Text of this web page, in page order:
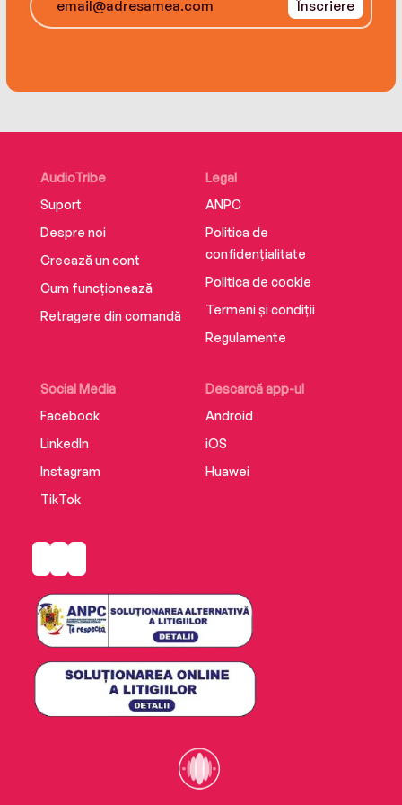
From the best-selling author of The Many
Înscriere
AudioTribe
Suport
Despre noi
Creează un cont
Cum funcționează
Retragere din comandă
Social Media
Facebook
LinkedIn
Instagram
TikTok
Descarcă app-ul
Android
iOS
Huawei
Legal
ANPC
Politica de
confidențialitate
Politica de cookie
Termeni și condiții
Regulamente